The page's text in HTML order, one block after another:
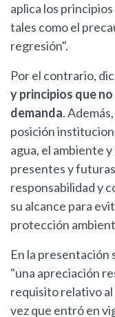
aplica los
tales como el
regresión".
Por el contrario,
y principios que
demanda.
posición
agua, el ambiente
presentes y
responsabilidad y
su alcance para
protección
En la presentación
"una apreciación
requisito relativo al
vez que entró en